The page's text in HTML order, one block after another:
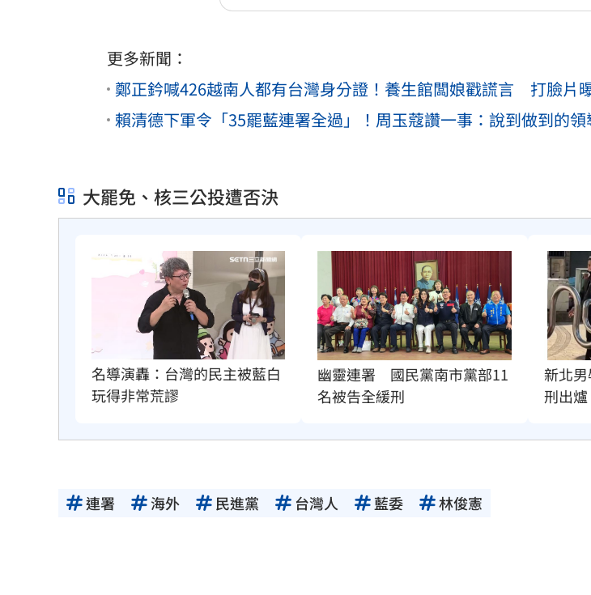
更多新聞：
鄭正鈐喊426越南人都有台灣身分證！養生館闆娘戳謊言 打臉片
賴清德下軍令「35罷藍連署全過」！周玉蔻讚一事：說到做到的領
大罷免、核三公投遭否決
名導演轟：台灣的民主被藍白
玩得非常荒謬
幽靈連署　國民黨南市黨部11
名被告全緩刑
新北
刑出爐
連署 海外 民進黨 台灣人 藍委 林俊憲